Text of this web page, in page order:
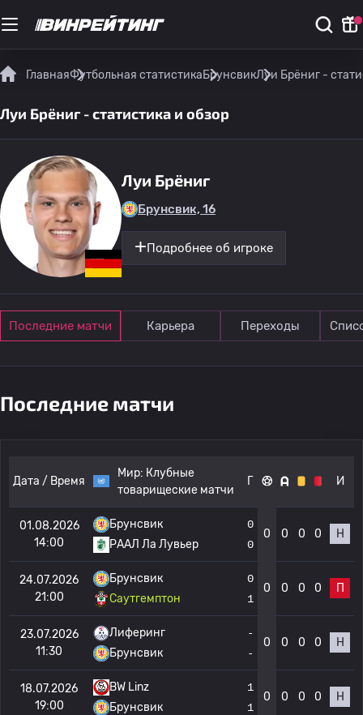
ГлавнаяФутбольная статистикаБрунсвикЛуи Брёниг -
Луи Брёниг - статистика и обзор
Луи Брёниг
Брунсвик, 16
Подробнее об игроке
Последние матчи Карьера Переходы
Последние матчи
Дата / Время
Мир: Клубные
товарищеские матчи
Г И
01.08.2026
14:00
Брунсвик
РААЛ Ла Лувьер
0
0
0 0 0 0 Н
24.07.2026
21:00
Брунсвик
Саутгемптон
0
1
0 0 0 0 П
23.07.2026
11:30
Лиферинг
Брунсвик
-
-
0 0 0 0 Н
18.07.2026
19:00
BW Linz
Брунсвик
1
1
0 0 0 0 Н